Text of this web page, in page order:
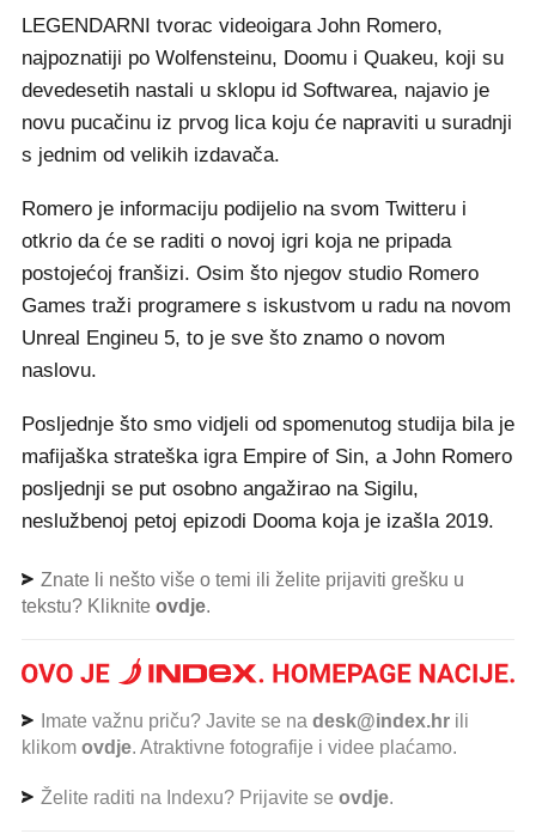
LEGENDARNI tvorac videoigara John Romero,
najpoznatiji po Wolfensteinu, Doomu i Quakeu, koji su
devedesetih nastali u sklopu id Softwarea, najavio je
novu pucačinu iz prvog lica koju će napraviti u suradnji
s jednim od velikih izdavača.
Romero je informaciju podijelio na svom Twitteru i
otkrio da će se raditi o novoj igri koja ne pripada
postojećoj franšizi. Osim što njegov studio Romero
Games traži programere s iskustvom u radu na novom
Unreal Engineu 5, to je sve što znamo o novom
naslovu.
Posljednje što smo vidjeli od spomenutog studija bila je
mafijaška strateška igra Empire of Sin, a John Romero
posljednji se put osobno angažirao na Sigilu,
neslužbenoj petoj epizodi Dooma koja je izašla 2019.
Znate li nešto više o temi ili želite prijaviti grešku u
tekstu? Kliknite ovdje.
Imate važnu priču? Javite se na desk@index.hr ili
klikom ovdje. Atraktivne fotografije i videe plaćamo.
Želite raditi na Indexu? Prijavite se ovdje.